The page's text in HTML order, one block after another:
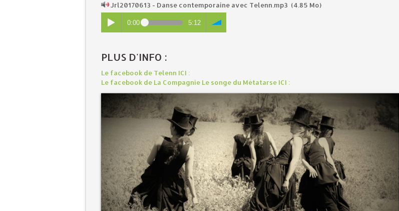
Jrl20170613 - Danse contemporaine avec Telenn.mp3 (4.85 Mo)
0:00 5:12
PLUS D'INFO :
Le facebook de Telenn ICI :
Le facebook de La Compagnie Le songe du Métatarse ICI :